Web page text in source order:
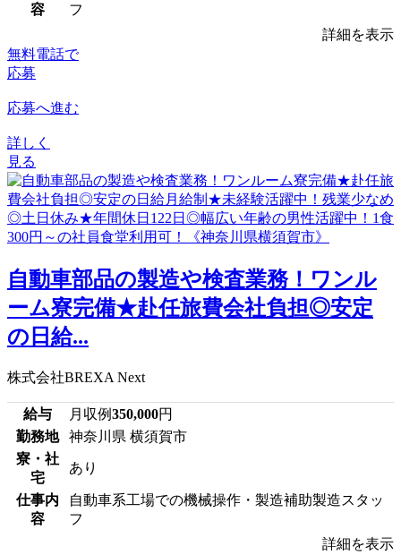
容
フ
詳細を表示
無料電話で
応募
応募へ進む
詳しく
見る
自動車部品の製造や検査業務！ワンル
ーム寮完備★赴任旅費会社負担◎安定
の日給...
株式会社BREXA Next
給与 月収例350,000円
勤務地
神奈川県 横須賀市
寮・社
宅
あり
仕事内
容
自動車系工場での機械操作・製造補助製造スタッ
フ
詳細を表示